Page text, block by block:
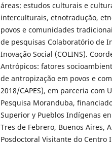
áreas: estudos culturais e
interculturais, etnotradução,
povos e comunidades
de pesquisas Colaboratório de
Inovação Social (COLINS).
Antrópicos: fatores
de antropização em povos e
2018/CAPES), em parceria com
Pesquisa Moranduba,
Superior y Pueblos Indígenas
Tres de Febrero, Buenos Aires,
Posdoctoral Visitante do